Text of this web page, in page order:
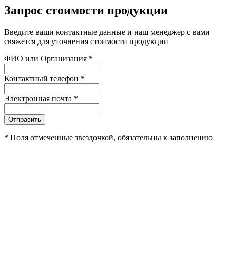
Запрос стоимости продукции
Введите ваши контактные данные и наш менеджер с вами
свяжется для уточнения стоимости продукции
ФИО или Организация *
Контактный телефон *
Электронная почта *
Отправить
* Поля отмеченные звездочкой, обязательны к заполнению